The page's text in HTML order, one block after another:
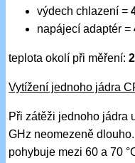
výdech chlazení =
napájecí adaptér =
teplota okolí při měření:
Vytížení jednoho jádra
Při zátěži jednoho jádra
GHz neomezeně
pohybuje mezi 60 a 70